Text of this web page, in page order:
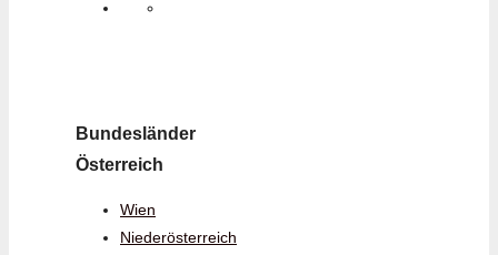
Bundesländer
Österreich
Wien
Niederösterreich